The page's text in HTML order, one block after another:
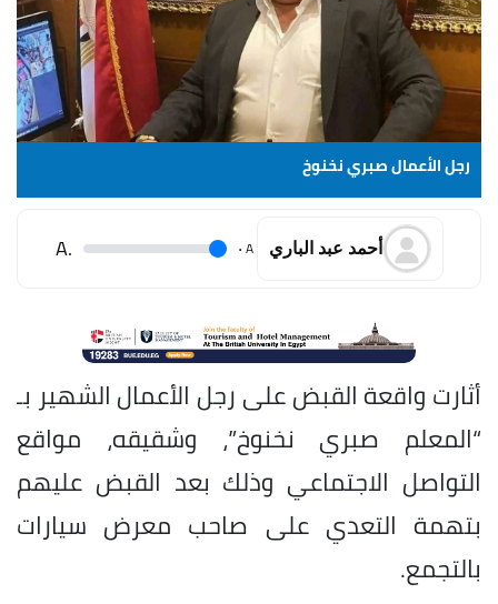
رجل الأعمال صبري نخنوخ
أحمد عبد الباري A
.
.A
أثارت واقعة القبض على رجل الأعمال الشهير بـ
“المعلم صبري نخنوخ”، وشقيقه، مواقع
التواصل الاجتماعي وذلك بعد القبض عليهم
بتهمة التعدي على صاحب معرض سيارات
بالتجمع.